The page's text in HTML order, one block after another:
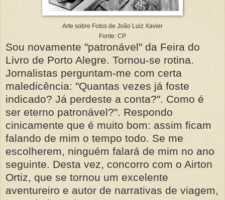
Arte sobre Fotos de João Luiz Xavier
Fonte: CP
Sou novamente "patronável" da Feira do
Livro de Porto Alegre. Tornou-se rotina.
Jornalistas perguntam-me com certa
maledicência: "Quantas vezes já foste
indicado? Já perdeste a conta?". Como é
ser eterno patronável?". Respondo
cinicamente que é muito bom: assim ficam
falando de mim o tempo todo. Se me
escolherem, ninguém falará de mim no ano
seguinte. Desta vez, concorro com o Airton
Ortiz, que se tornou um excelente
aventureiro e autor de narrativas de viagem,